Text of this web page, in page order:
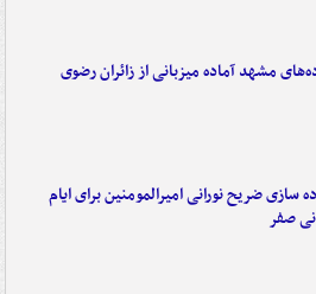
مشهد آماده میزبانی از زائران رضوی
سازی ضریح نورانی امیرالمومنین برای ایام
صفر